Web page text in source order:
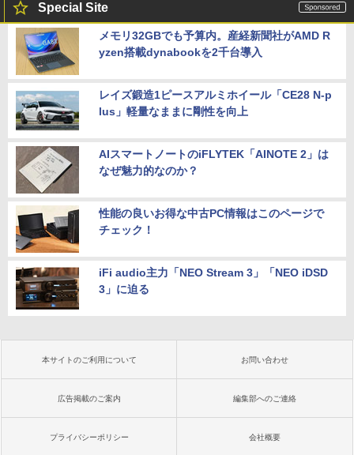
Special Site
メモリ32GBでも予算内。産経新聞社がAMD R
yzen搭載dynabookを2千台導入
レイズ鍛造1ピースアルミホイール「CE28 N-p
lus」軽量なままに剛性を向上
AIスマートノートのiFLYTEK「AINOTE 2」は
なぜ魅力的なのか？
性能の良いお得な中古PC情報はこのページで
チェック！
iFi audio主力「NEO Stream 3」「NEO iDSD
3」に迫る
本サイトのご利用について お問い合わせ
広告掲載のご案内 編集部へのご連絡
プライバシーポリシー 会社概要